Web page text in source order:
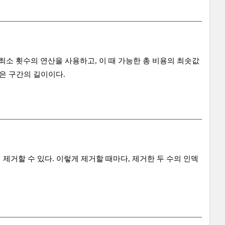
소 횟수의 연산을 사용하고, 이 때 가능한 총 비용의 최솟값
구간의 길이이다.
거할 수 있다. 이렇게 제거할 때마다, 제거한 두 수의 인덱